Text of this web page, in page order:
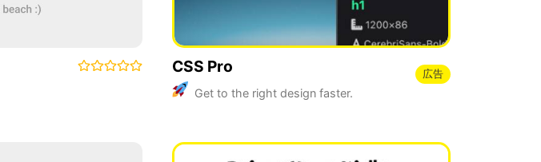
CSS Pro
Get to the right design faster.
広告